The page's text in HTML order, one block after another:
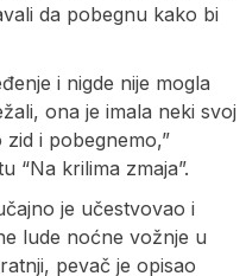
da pobegnu kako bi
i nigde nije mogla
ona je imala neki svoj
i pobegnemo,”
“Na krilima zmaja”.
je učestvovao i
lude noćne vožnje u
pevač je opisao